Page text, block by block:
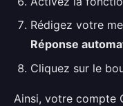
Rédigez votre
Réponse
Cliquez sur le
Ainsi, votre compte